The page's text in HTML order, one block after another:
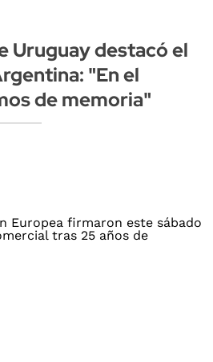
Uruguay destacó el
"En el
de memoria"